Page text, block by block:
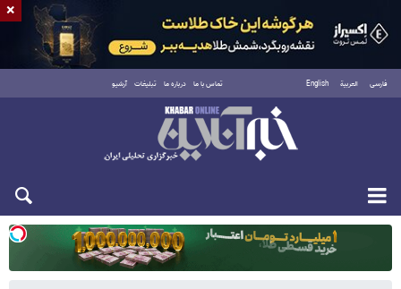
فارسی العربية English تماس با ما درباره ما تبلیغات آرشیو
دوشنبه ۱۹ مرداد ۱۴۰۵
×